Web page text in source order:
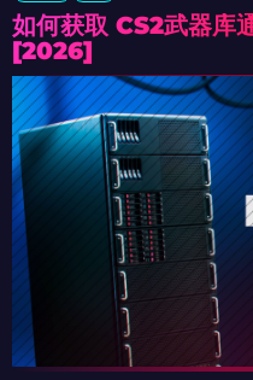
如何获取 CS2武器库
[2026]